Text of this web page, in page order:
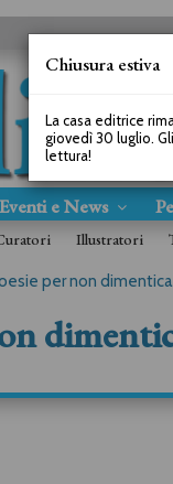
Eventi e News
Illustratori
per non
Chiusura estiva
La casa editrice
giovedì 30 luglio.
lettura!